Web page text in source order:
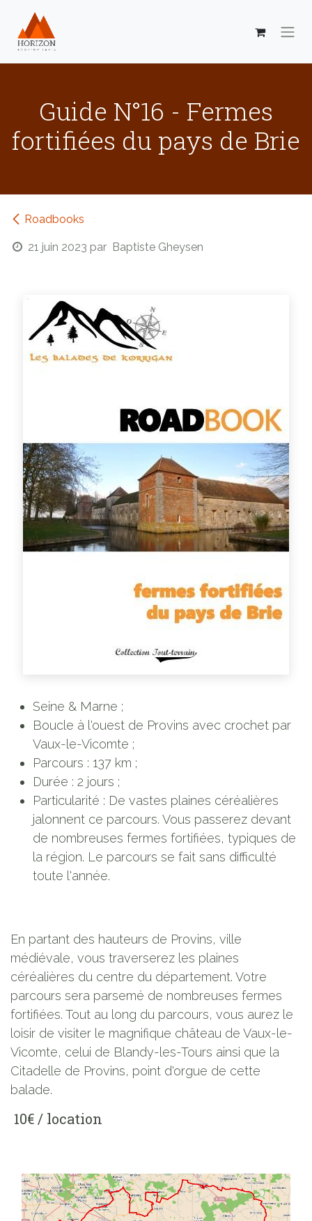
Guide N°16 - Fermes
fortifiées du pays de Brie
Roadbooks
21 juin 2023 par Baptiste Gheysen
Seine & Marne ;
Boucle à l'ouest de Provins avec crochet par
Vaux-le-Vicomte ;
Parcours : 137 km ;
Durée : 2 jours ;
Particularité : De vastes plaines céréalières
jalonnent ce parcours. Vous passerez devant
de nombreuses fermes fortifiées, typiques de
la région. Le parcours se fait sans difficulté
toute l'année.
En partant des hauteurs de Provins, ville
médiévale, vous traverserez les plaines
céréalières du centre du département. Votre
parcours sera parsemé de nombreuses fermes
fortifiées. Tout au long du parcours, vous aurez le
loisir de visiter le magnifique château de Vaux-le-
Vicomte, celui de Blandy-les-Tours ainsi que la
Citadelle de Provins, point d'orgue de cette
balade.
10€ / location